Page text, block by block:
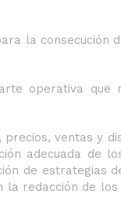
la consecución
operativa
ventas y
adecuada de
de estrategias
redacción de los